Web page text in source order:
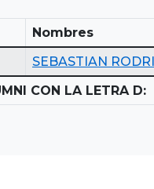
Nombres
SEBASTIAN
CON LA LETRA D: